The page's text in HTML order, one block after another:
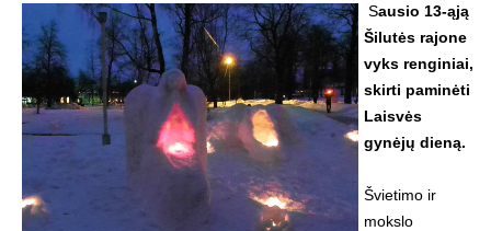
Sausio 13-ąją
Šilutės rajone
vyks renginiai,
skirti paminėti
Laisvės
gynėjų dieną.
Švietimo ir
mokslo